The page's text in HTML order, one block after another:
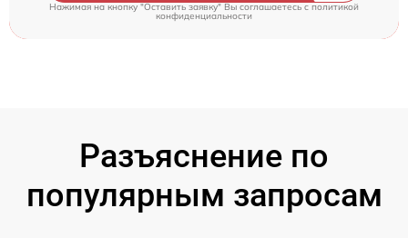
Нажимая на кнопку "Оставить заявку" Вы соглашаетесь cполитикой
конфиденциальности
Разъяснение по
популярным запросам